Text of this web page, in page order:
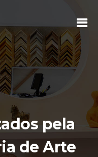
pela
de Arte